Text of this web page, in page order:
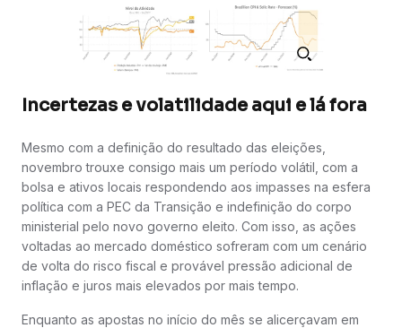
Incertezas e volatilidade aqui e lá fora
Mesmo com a definição do resultado das eleições,
novembro trouxe consigo mais um período volátil, com a
bolsa e ativos locais respondendo aos impasses na esfera
política com a PEC da Transição e indefinição do corpo
ministerial pelo novo governo eleito. Com isso, as ações
voltadas ao mercado doméstico sofreram com um cenário
de volta do risco fiscal e provável pressão adicional de
inflação e juros mais elevados por mais tempo.
Enquanto as apostas no início do mês se alicerçavam em